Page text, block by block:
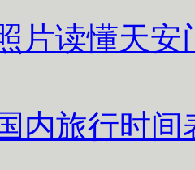
片读懂天
内旅行时